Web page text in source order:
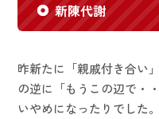
新陳代謝
昨新たに「親戚付き合い
の逆に「もうこの辺で・
いやめになったりでした